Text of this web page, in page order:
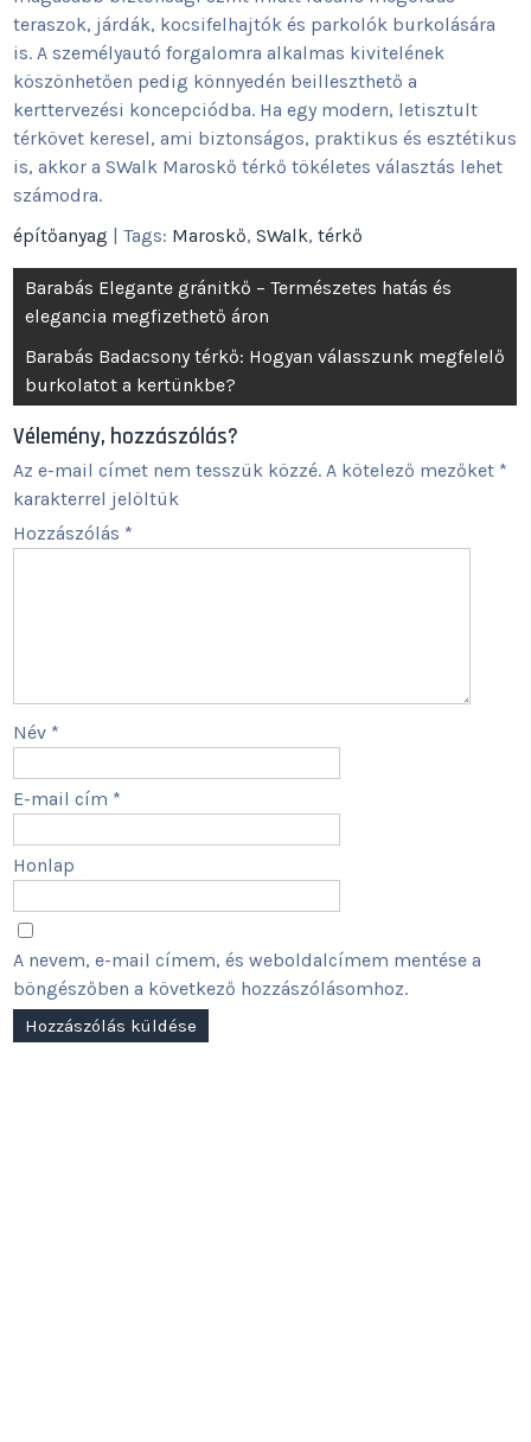
teraszok, járdák, kocsifelhajtók és parkolók burkolására
is. A személyautó forgalomra alkalmas kivitelének
köszönhetően pedig könnyedén beilleszthető a
kerttervezési koncepciódba. Ha egy modern, letisztult
térkövet keresel, ami biztonságos, praktikus és esztétikus
is, akkor a SWalk Maroskő térkő tökéletes választás lehet
számodra.
építőanyag | Tags: Maroskő,SWalk,térkő
Bejegyzés
navigáció
Barabás Elegante gránitkő – Természetes hatás és
elegancia megfizethető áron
Barabás Badacsony térkő: Hogyan válasszunk megfelelő
burkolatot a kertünkbe?
Vélemény, hozzászólás?
Az e-mail címet nem tesszük közzé. A kötelező mezőket *
karakterrel jelöltük
Hozzászólás *
Név *
E-mail cím *
Honlap
A nevem, e-mail címem, és weboldalcímem mentése a
böngészőben a következő hozzászólásomhoz.